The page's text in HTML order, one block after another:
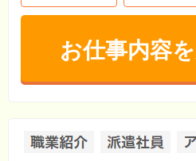
お仕事内容